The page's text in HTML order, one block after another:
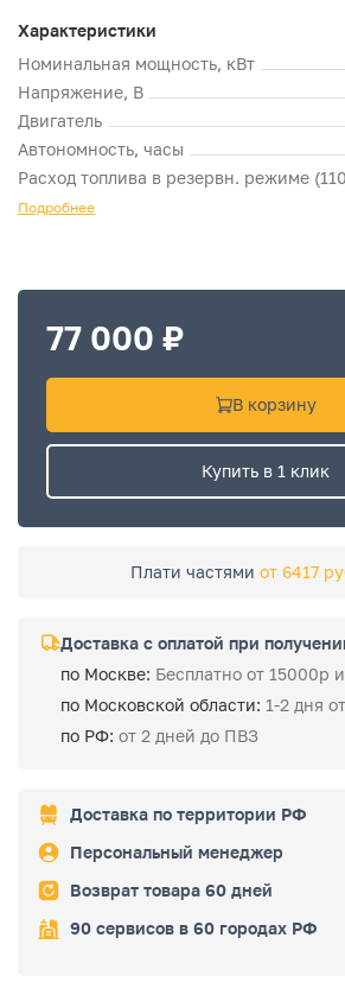
Характеристики
Номинальная мощность, кВт
Напряжение, В
Двигатель
Автономность, часы
Расход топлива в резервн. режиме
Подробнее
77 000 ₽
В корзину
Купить в 1 клик
Плати частями от 6417
Доставка с оплатой при
по Москве: Бесплатно от 15000р
по Московской области: 1-2 дня
по РФ: от 2 дней до ПВЗ
Доставка по территории РФ
Персональный менеджер
Возврат товара 60 дней
90 сервисов в 60 городах РФ